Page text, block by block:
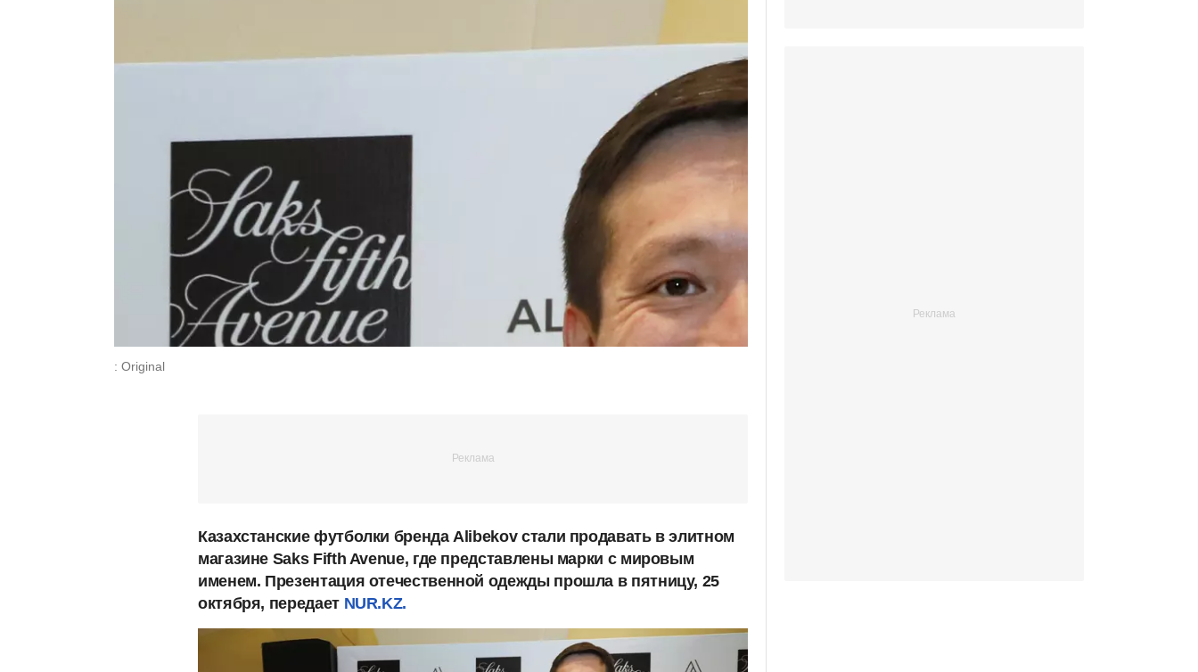
: Original
Казахстанские футболки бренда Alibekov стали продавать в элитном
магазине Saks Fifth Avenue, где представлены марки с мировым
именем. Презентация отечественной одежды прошла в пятницу, 25
октября, передает NUR.KZ.